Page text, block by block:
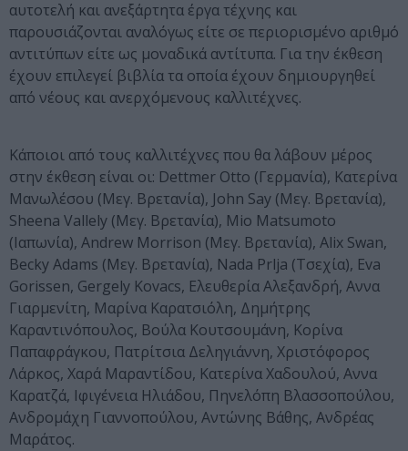
αυτοτελή και ανεξάρτητα έργα τέχνης και
παρουσιάζονται αναλόγως είτε σε περιορισμένο αριθμό
αντιτύπων είτε ως μοναδικά αντίτυπα. Για την έκθεση
έχουν επιλεγεί βιβλία τα οποία έχουν δημιουργηθεί
από νέους και ανερχόμενους καλλιτέχνες.
Κάποιοι από τους καλλιτέχνες που θα λάβουν μέρος
στην έκθεση είναι οι: Dettmer Otto (Γερμανία), Κατερίνα
Μανωλέσου (Μεγ. Βρετανία), John Say (Μεγ. Βρετανία),
Sheena Vallely (Μεγ. Βρετανία), Mio Matsumoto
(Ιαπωνία), Andrew Morrison (Μεγ. Βρετανία), Alix Swan,
Becky Adams (Μεγ. Βρετανία), Nada Prlja (Τσεχία), Eva
Gorissen, Gergely Kovacs, Ελευθερία Αλεξανδρή, Αννα
Γιαρμενίτη, Μαρίνα Καρατσιόλη, Δημήτρης
Καραντινόπουλος, Βούλα Κουτσουμάνη, Κορίνα
Παπαφράγκου, Πατρίτσια Δεληγιάννη, Χριστόφορος
Λάρκος, Χαρά Μαραντίδου, Κατερίνα Χαδουλού, Αννα
Καρατζά, Ιφιγένεια Ηλιάδου, Πηνελόπη Βλασσοπούλου,
Ανδρομάχη Γιαννοπούλου, Αντώνης Βάθης, Ανδρέας
Μαράτος.